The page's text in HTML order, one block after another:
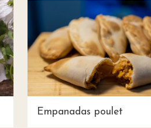
Empanadas poulet